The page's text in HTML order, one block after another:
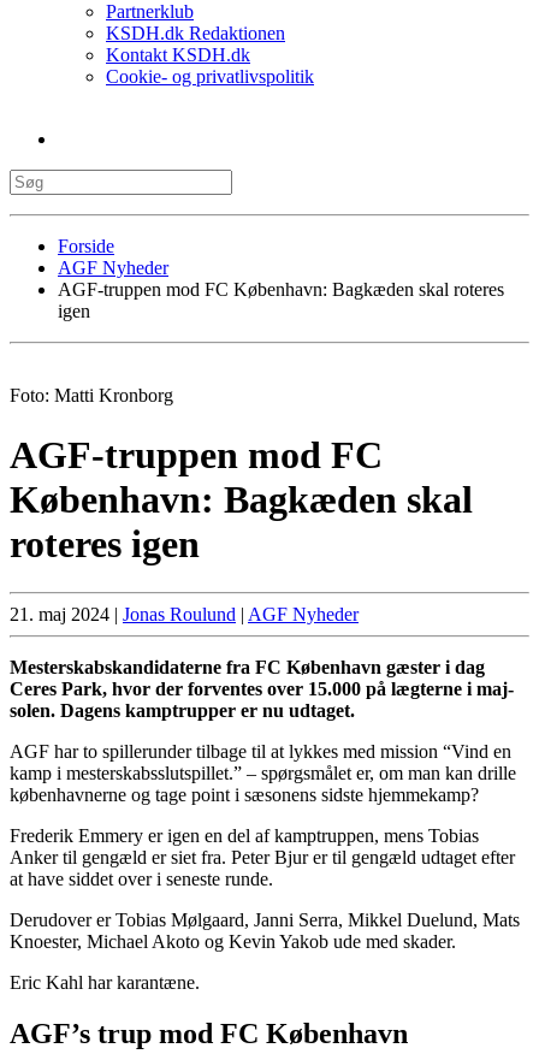
Partnerklub
KSDH.dk Redaktionen
Kontakt KSDH.dk
Cookie- og privatlivspolitik
Forside
AGF Nyheder
AGF-truppen mod FC København: Bagkæden skal roteres
igen
Foto: Matti Kronborg
AGF-truppen mod FC
København: Bagkæden skal
roteres igen
21. maj 2024 | Jonas Roulund | AGF Nyheder
Mesterskabskandidaterne fra FC København gæster i dag
Ceres Park, hvor der forventes over 15.000 på lægterne i maj-
solen. Dagens kamptrupper er nu udtaget.
AGF har to spillerunder tilbage til at lykkes med mission “Vind en
kamp i mesterskabsslutspillet.” – spørgsmålet er, om man kan drille
københavnerne og tage point i sæsonens sidste hjemmekamp?
Frederik Emmery er igen en del af kamptruppen, mens Tobias
Anker til gengæld er siet fra. Peter Bjur er til gengæld udtaget efter
at have siddet over i seneste runde.
Derudover er Tobias Mølgaard, Janni Serra, Mikkel Duelund, Mats
Knoester, Michael Akoto og Kevin Yakob ude med skader.
Eric Kahl har karantæne.
AGF’s trup mod FC København